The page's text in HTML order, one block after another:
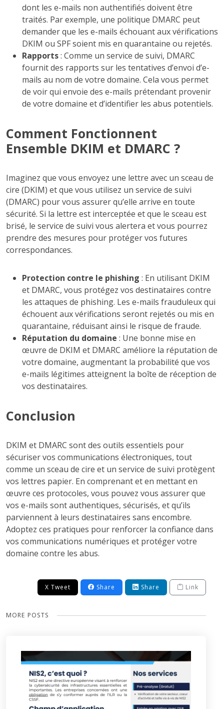
dont les e-mails non authentifiés doivent être
traités. Par exemple, une politique DMARC peut
demander que les e-mails échouant aux vérifications
DKIM ou SPF soient mis en quarantaine ou rejetés.
Rapports: Comme un service de suivi, DMARC
fournit des rapports sur les tentatives d’envoi d’e-
mails au nom de votre domaine. Cela vous permet
de voir qui envoie des e-mails prétendant provenir
de votre domaine et d’identifier les abus potentiels.
Comment Fonctionnent
Ensemble DKIM et DMARC ?
Imaginez que vous envoyez une lettre avec un sceau de
cire (DKIM) et que vous utilisez un service de suivi
(DMARC) pour vous assurer qu’elle arrive en toute
sécurité. Si la lettre est interceptée et que le sceau est
brisé, le service de suivi vous alertera et vous pourrez
prendre des mesures pour protéger vos futures
correspondances.
Protection contre le phishing : En utilisant DKIM
et DMARC, vous protégez vos destinataires contre
les attaques de phishing. Les e-mails frauduleux qui
échouent aux vérifications seront rejetés ou mis en
quarantaine, réduisant ainsi le risque de fraude.
Réputation du domaine : Une bonne mise en
œuvre de DKIM et DMARC améliore la réputation de
votre domaine, augmentant la probabilité que vos
e-mails légitimes atteignent la boîte de réception de
vos destinataires.
Conclusion
DKIM et DMARC sont des outils essentiels pour
sécuriser vos communications électroniques, tout
comme un sceau de cire et un service de suivi protègent
vos lettres papier. En comprenant et en mettant en
œuvre ces protocoles, vous pouvez vous assurer que
vos e-mails sont authentiques, sécurisés, et qu’ils
parviennent à leurs destinataires sans encombre.
Adoptez ces pratiques pour renforcer la confiance dans
vos communications numériques et protéger votre
domaine contre les abus.
X Tweet Share Share Link
MORE POSTS